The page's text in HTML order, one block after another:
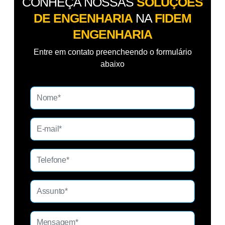
DE ENGENHARIA NA FIDEM
ENGENHARIA
Entre em contato preencheendo o formulário
abaixo
to
ri